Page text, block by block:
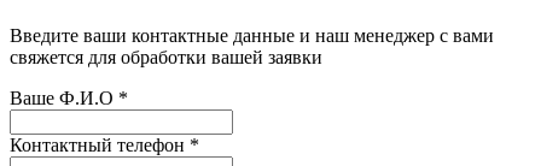
Введите ваши контактные данные и наш менеджер с вами
свяжется для обработки вашей заявки
Ваше Ф.И.О *
Контактный телефон *